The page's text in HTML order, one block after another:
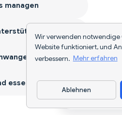
Wir verwenden notwendige
Website funktioniert, und
verbessern. Mehr erfahren
Ablehnen
App
managen
essen